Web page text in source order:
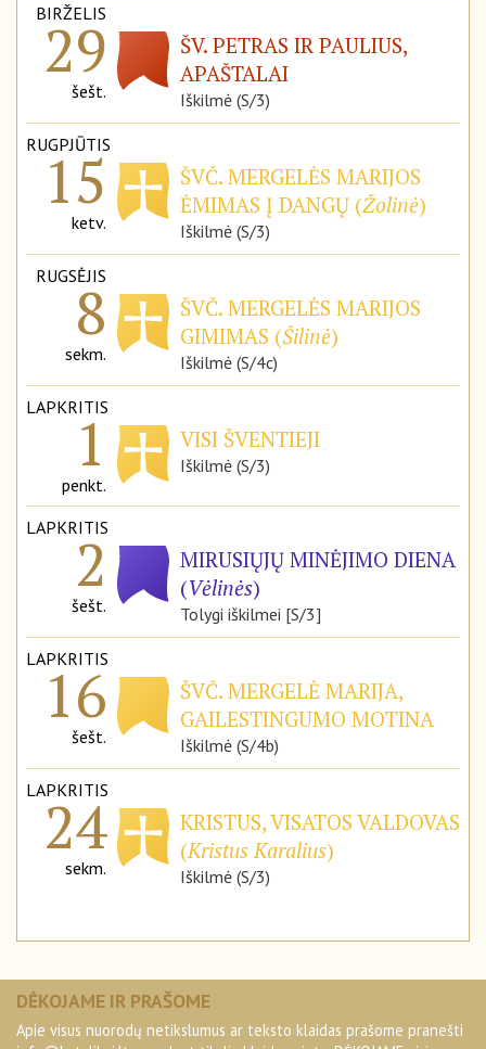
BIRŽELIS
29
šešt.
ŠV. PETRAS IR PAULIUS,
APAŠTALAI
Iškilmė (S/3)
RUGPJŪTIS
15
ketv.
ŠVČ. MERGELĖS MARIJOS
ĖMIMAS Į DANGŲ (Žolinė)
Iškilmė (S/3)
RUGSĖJIS
8
sekm.
ŠVČ. MERGELĖS MARIJOS
GIMIMAS (Šilinė)
Iškilmė (S/4c)
LAPKRITIS
1
penkt.
VISI ŠVENTIEJI
Iškilmė (S/3)
LAPKRITIS
2
šešt.
MIRUSIŲJŲ MINĖJIMO DIENA
(Vėlinės)
Tolygi iškilmei [S/3]
LAPKRITIS
16
šešt.
ŠVČ. MERGELĖ MARIJA,
GAILESTINGUMO MOTINA
Iškilmė (S/4b)
LAPKRITIS
24
sekm.
KRISTUS, VISATOS VALDOVAS
(Kristus Karalius)
Iškilmė (S/3)
DĖKOJAME IR PRAŠOME
Apie visus nuorodų netikslumus ar teksto klaidas prašome pranešti